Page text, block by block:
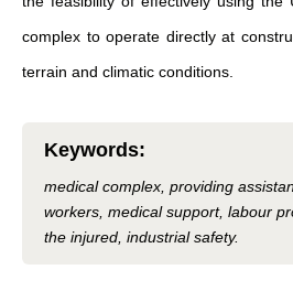
complex to operate directly at
terrain and climatic conditions.
Keywords:
medical complex, providing
workers, medical support, labour
the injured, industrial safety.